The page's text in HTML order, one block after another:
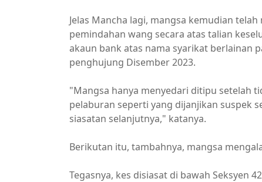
Jelas Mancha lagi, mangsa kemudian
pemindahan wang secara atas talian
akaun bank atas nama syarikat berlainan
penghujung Disember 2023.
"Mangsa hanya menyedari ditipu setelah
pelaburan seperti yang dijanjikan suspek
siasatan selanjutnya," katanya.
Berikutan itu, tambahnya, mangsa
Tegasnya, kes disiasat di bawah Seksyen